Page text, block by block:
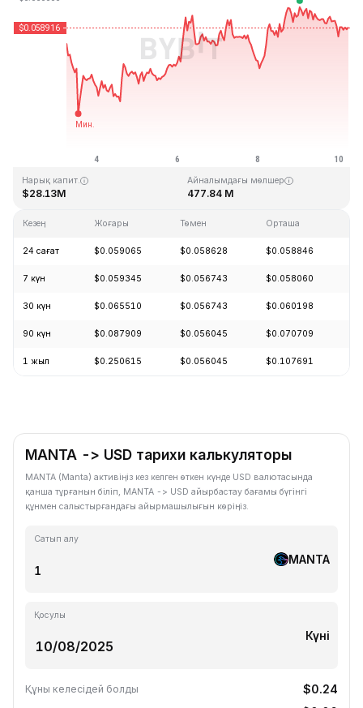
Соңғы жаңарту: 2026-08-10, 05:05 GMT+0
Нарық капит.
$28.13M
Айналымдағы мөлшер
477.84 M
Кезең Жоғары Төмен Орташа
24 сағат $0.059065 $0.058628 $0.058846
7 күн $0.059345 $0.056743 $0.058060
30 күн $0.065510 $0.056743 $0.060198
90 күн $0.087909 $0.056045 $0.070709
1 жыл $0.250615 $0.056045 $0.107691
MANTA -> USD тарихи калькуляторы
MANTA (Manta) активіңіз кез келген өткен күнде USD валютасында
қанша тұрғанын біліп, MANTA -> USD айырбастау бағамы бүгінгі
құнмен салыстырғандағы айырмашылығын көріңіз.
Сатып алу
MANTA
Қосулы
Күні
Құны келесідей болды $0.24